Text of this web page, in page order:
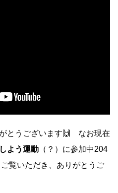
とうございます🙌 なお現在
よう運動 （？）に参加中204
覧いただき、ありがとうご